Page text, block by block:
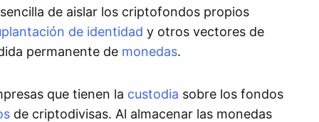
de aislar los criptofondos propios
de identidad y otros vectores de
permanente de monedas.
que tienen la custodia sobre los fondos
de criptodivisas. Al almacenar las monedas